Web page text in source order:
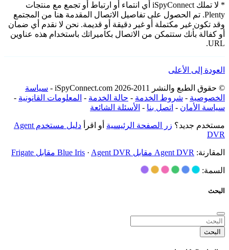
* لا تملك iSpyConnect أي انتماء أو ارتباط أو تجمع مع منتجات
Plenty. تم الحصول على تفاصيل الاتصال المقدمة هنا من المجتمع
وقد تكون غير مكتملة أو غير دقيقة أو قديمة. نحن لا نقدم أي ضمان
أو كفالة بأنك ستتمكن من الاتصال بكاميراتك باستخدام هذه عناوين
URL.
العودة إلى الأعلى
© حقوق الطبع والنشر 2011-2026 iSpyConnect.com -
سياسة
الخصوصية - شروط الخدمة - حالة الخدمة - المعلومات القانونية -
سياسة الأمان - اتصل بنا - الأسئلة الشائعة
مستخدم جديد؟ زر الصفحة الرئيسية أو اقرأ
دليل مستخدم Agent
DVR
المقارنة: Agent DVR مقابل Blue Iris · Agent DVR مقابل Frigate
السمة:
البحث
البحث